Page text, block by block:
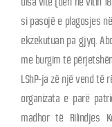
si pasojë e plagosjes
ekzekutuan pa gjyq.
me burgim të
LShP-ja zë një vend të
organizata e parë
madhor të Rilindjes